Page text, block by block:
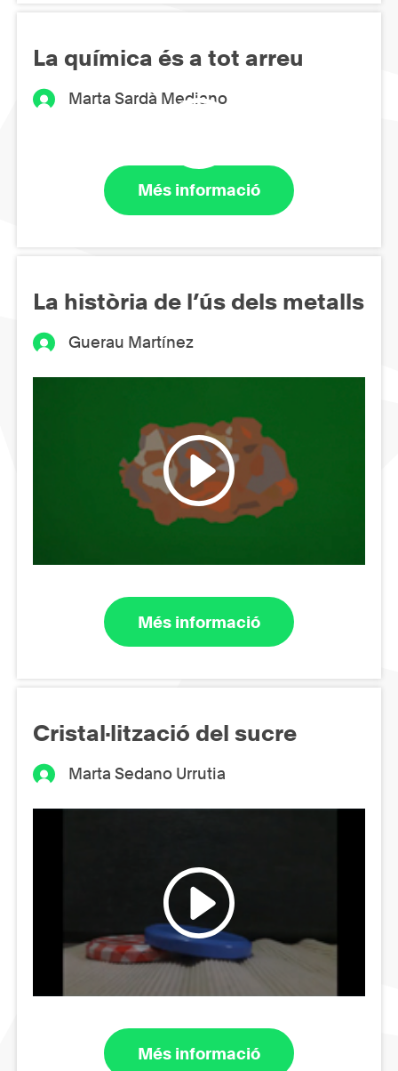
La química és a tot arreu
Marta Sardà Mediano
Més informació
La història de l’ús dels metalls
Guerau Martínez
Més informació
Cristal·lització del sucre
Marta Sedano Urrutia
Més informació